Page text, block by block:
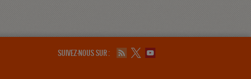
SUIVEZ-NOUS SUR :